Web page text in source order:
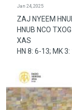
Jan 24, 2025
ZAJ NYEEM
HNUB NCO
XAS
HN 8: 6-13; MK